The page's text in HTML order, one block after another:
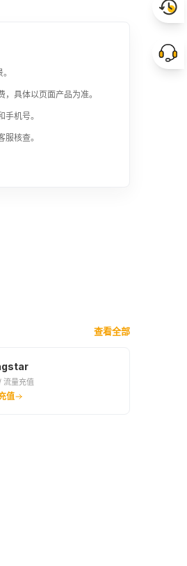
具体以页面产品为准。
机号。
核查。
查看全部
流量充值
值